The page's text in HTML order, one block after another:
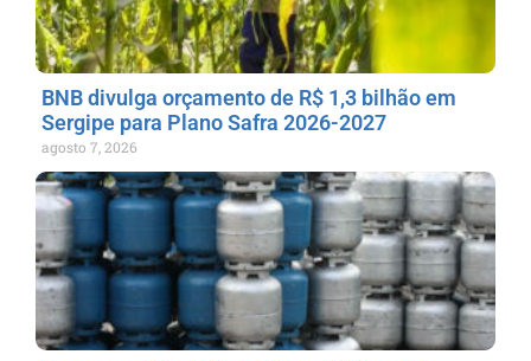
BNB divulga orçamento de R$ 1,3 bilhão em
Sergipe para Plano Safra 2026-2027
agosto 7, 2026